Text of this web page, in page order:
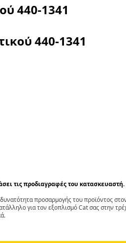
440-1341
440-1341
τις προδιαγραφές του κατασκευαστή.
προσαρμογής του προϊόντος
για τον εξοπλισμό Cat σας στην